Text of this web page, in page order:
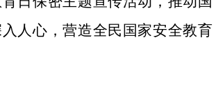
人心，营造全民国家安全教育